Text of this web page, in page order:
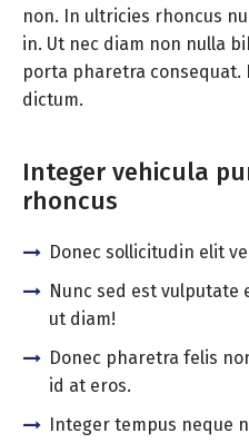
non. In ultricies rhoncus
in. Ut nec diam non nulla
porta pharetra consequat.
dictum.
Integer vehicula
rhoncus
Donec sollicitudin elit
Nunc sed est
ut diam!
Donec pharetra felis
id at eros.
Integer tempus neque